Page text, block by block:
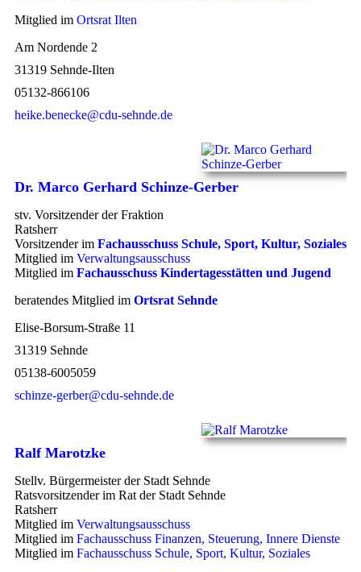
Mitglied im Ortsrat Ilten
Am Nordende 2
31319 Sehnde-Ilten
05132-866106
heike.benecke@cdu-sehnde.de
Dr. Marco Gerhard Schinze-Gerber
stv. Vorsitzender der Fraktion
Ratsherr
Vorsitzender im Fachausschuss Schule, Sport, Kultur, Soziales
Mitglied im Verwaltungsausschuss
Mitglied im Fachausschuss Kindertagesstätten und Jugend
beratendes Mitglied im Ortsrat Sehnde
Elise-Borsum-Straße 11
31319 Sehnde
05138-6005059
schinze-gerber@cdu-sehnde.de
Ralf Marotzke
Stellv. Bürgermeister der Stadt Sehnde
Ratsvorsitzender im Rat der Stadt Sehnde
Ratsherr
Mitglied im Verwaltungsausschuss
Mitglied im Fachausschuss Finanzen, Steuerung, Innere Dienste
Mitglied im Fachausschuss Schule, Sport, Kultur, Soziales